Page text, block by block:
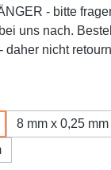
- bitte
uns nach.
daher nicht
8 mm x 0,25 mm